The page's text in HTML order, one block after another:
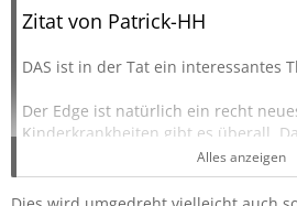
Kofferraum öffnete . War wohl ein
super: jetzt habe ich die
Frontkamera verbaut ist....
Zitat von Patrick-HH
DAS ist in der Tat ein interessantes
Der Edge ist natürlich ein recht
Kinderkrankheiten gibt es überall.
nicht übel nehmen wenn mein Edge
Werkstatt müsste nach Übergabe.
Alles anzeigen